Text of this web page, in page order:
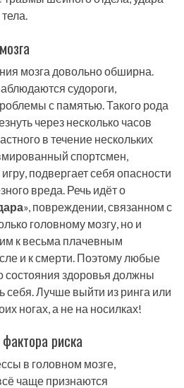
мозга довольно обширна.
судороги,
с памятью. Такого рода
через несколько часов
в течение нескольких
спортсмен,
подвергает себя опасности
вреда. Речь идёт о
», повреждении, связанном с
головному мозгу, но и
к весьма плачевным
и к смерти. Поэтому любые
состояния здоровья должны
себя. Лучше выйти из ринга или
ногах, а не на носилках!
риска
в головном мозге,
чаще признаются